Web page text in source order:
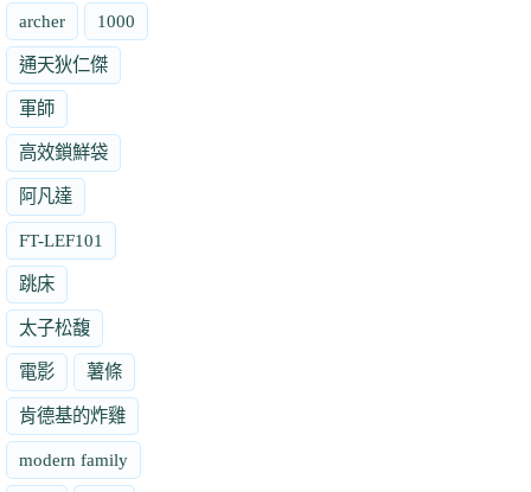
archer 1000
通天狄仁傑
軍師
高效鎖鮮袋
阿凡達
FT-LEF101
跳床
太子松馥
電影 薯條
肯德基的炸雞
modern family